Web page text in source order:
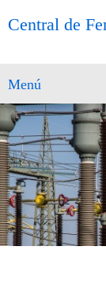
Central de
Menú